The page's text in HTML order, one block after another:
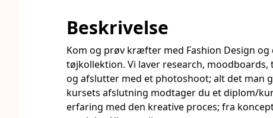
Beskrivelse
Kom og prøv kræfter med Fashion Design og
tøjkollektion. Vi laver research, moodboards,
og afslutter med et photoshoot; alt det man
kursets afslutning modtager du et diplom/
erfaring med den kreative proces; fra